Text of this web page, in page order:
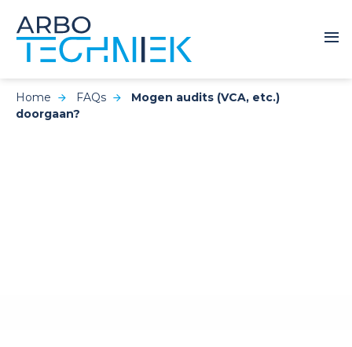
Home FAQs
Mogen audits (VCA, etc.)
doorgaan?